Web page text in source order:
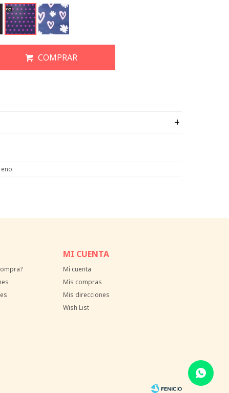
COMPRAR
MI CUENTA
Mi cuenta
Mis compras
Mis direcciones
Wish List